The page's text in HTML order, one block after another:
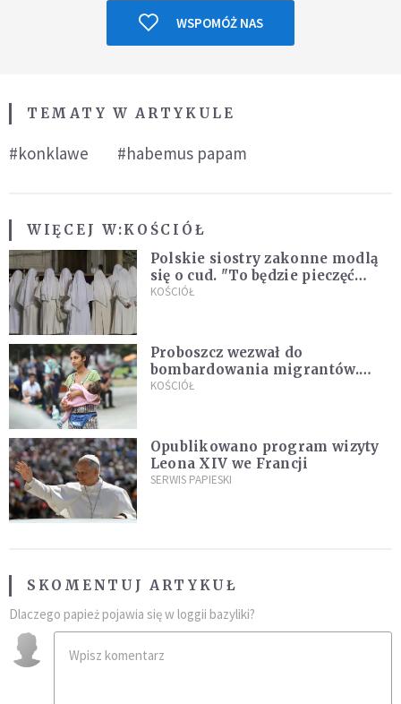
WSPOMÓŻ NAS
TEMATY W ARTYKULE
#konklawe #habemus papam
WIĘCEJ W:KOŚCIÓŁ
Polskie siostry zakonne modlą
się o cud. "To będzie pieczęć
Pana Boga dla naszej wiary"
KOŚCIÓŁ
Proboszcz wezwał do
bombardowania migrantów.
"Masowy ogień przeciwko
KOŚCIÓŁ
Opublikowano program wizyty
Leona XIV we Francji
SERWIS PAPIESKI
SKOMENTUJ ARTYKUŁ
Dlaczego papież pojawia się w loggii bazyliki?